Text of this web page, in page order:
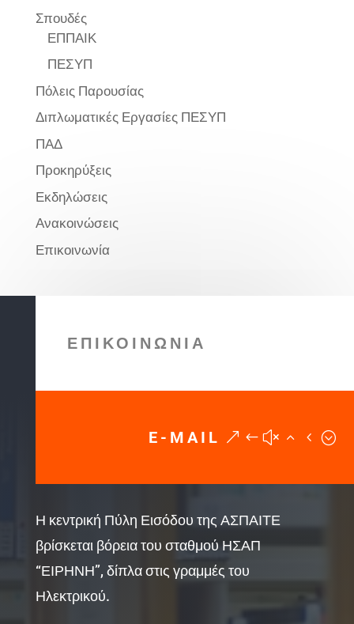
Σπουδές
ΕΠΠΑΙΚ
ΠΕΣΥΠ
Πόλεις Παρουσίας
Διπλωματικές Εργασίες ΠΕΣΥΠ
ΠΑΔ
Προκηρύξεις
Εκδηλώσεις
Ανακοινώσεις
Επικοινωνία
ΕΠΙΚΟΙΝΩΝΙΑ
E-MAIL
Η κεντρική Πύλη Εισόδου της ΑΣΠΑΙΤΕ
βρίσκεται βόρεια του σταθμού ΗΣΑΠ
“ΕΙΡΗΝΗ”, δίπλα στις γραμμές του
Ηλεκτρικού.